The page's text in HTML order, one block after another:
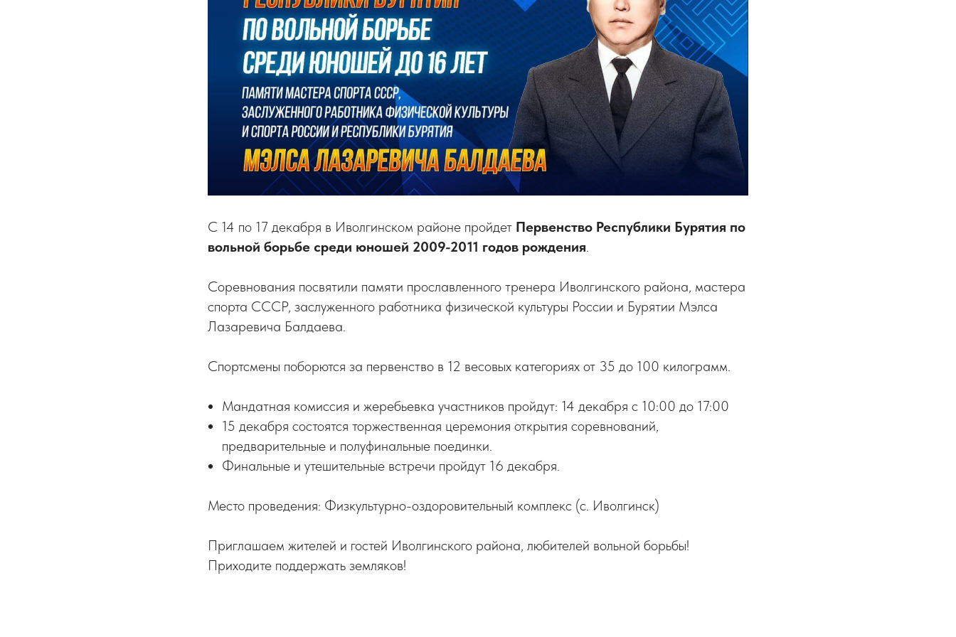
С 14 по 17 декабря в Иволгинском районе пройдет Первенство Республики Бурятия по
вольной борьбе среди юношей 2009-2011 годов рождения.
Соревнования посвятили памяти прославленного тренера Иволгинского района, мастера
спорта СССР, заслуженного работника физической культуры России и Бурятии Мэлса
Лазаревича Балдаева.
Спортсмены поборются за первенство в 12 весовых категориях от 35 до 100 килограмм.
Мандатная комиссия и жеребьевка участников пройдут: 14 декабря с 10:00 до 17:00
15 декабря состоятся торжественная церемония открытия соревнований,
предварительные и полуфинальные поединки.
Финальные и утешительные встречи пройдут 16 декабря.
Место проведения: Физкультурно-оздоровительный комплекс (с. Иволгинск)
Приглашаем жителей и гостей Иволгинского района, любителей вольной борьбы!
Приходите поддержать земляков!